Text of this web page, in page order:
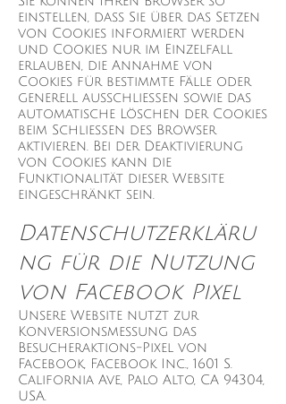
einstellen, dass Sie über das Setzen
von Cookies informiert werden
und Cookies nur im Einzelfall
erlauben, die Annahme von
Cookies für bestimmte Fälle oder
generell ausschließen sowie das
automatische Löschen der Cookies
beim Schließen des Browser
aktivieren. Bei der Deaktivierung
von Cookies kann die
Funktionalität dieser Website
eingeschränkt sein.
Datenschutzerkläru
ng für die Nutzung
von Facebook Pixel
Unsere Website nutzt zur
Konversionsmessung das
Besucheraktions-Pixel von
Facebook, Facebook Inc., 1601 S.
California Ave, Palo Alto, CA 94304,
USA.